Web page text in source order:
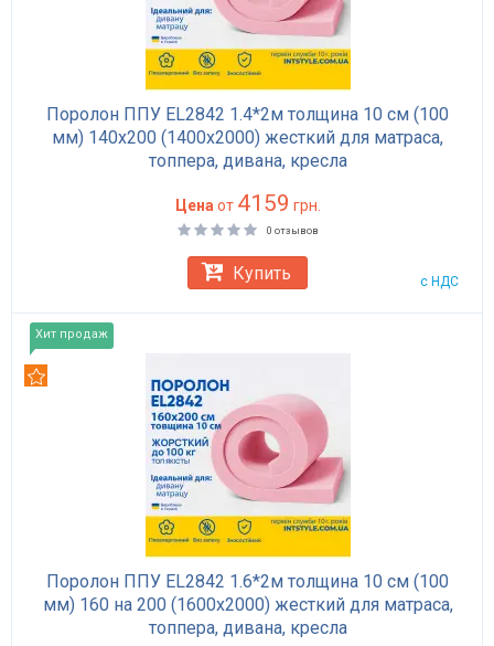
Поролон ППУ EL2842 1.4*2м толщина 10 см (100
мм) 140х200 (1400х2000) жесткий для матраса,
топпера, дивана, кресла
Цена от 4159 грн.
0 отзывов
с НДС
Купить
Хит продаж
Поролон ППУ EL2842 1.6*2м толщина 10 см (100
мм) 160 на 200 (1600х2000) жесткий для матраса,
топпера, дивана, кресла